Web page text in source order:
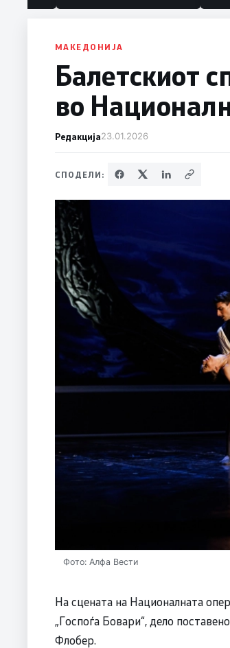
МАКЕДОНИЈА
Балетскиот
во
Редакција23.01.2026
СПОДЕЛИ:
Фото: Алфа Вести
На сцената на Националната
„Госпоѓа Бовари“, дело
Флобер.